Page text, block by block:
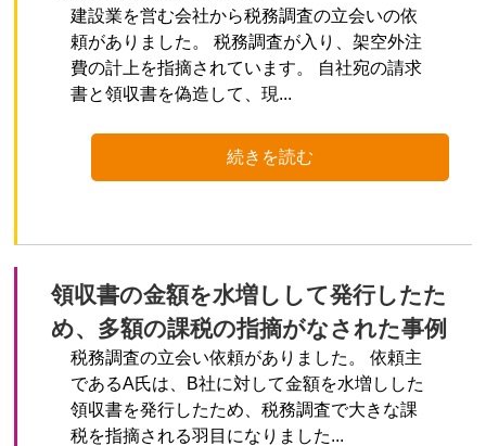
建設業を営む会社から税務調査の立会いの依
頼がありました。 税務調査が入り、架空外注
費の計上を指摘されています。 自社宛の請求
書と領収書を偽造して、現...
続きを読む
領収書の金額を水増しして発行したた
め、多額の課税の指摘がなされた事例
税務調査の立会い依頼がありました。 依頼主
であるA氏は、B社に対して金額を水増しした
領収書を発行したため、税務調査で大きな課
税を指摘される羽目になりました...